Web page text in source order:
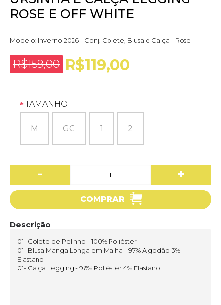
ROSE E OFF WHITE
Modelo: Inverno 2026 - Conj. Colete, Blusa e Calça - Rose
R$159,00 R$119,00
TAMANHO
M GG 1 2
- +
COMPRAR
Descrição
01- Colete de Pelinho - 100% Poliéster
01- Blusa Manga Longa em Malha - 97% Algodão 3%
Elastano
01- Calça Legging - 96% Poliéster 4% Elastano